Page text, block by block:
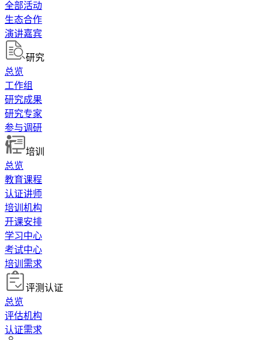
全部活动
生态合作
演讲嘉宾
研究
总览
工作组
研究成果
研究专家
参与调研
培训
总览
教育课程
认证讲师
培训机构
开课安排
学习中心
考试中心
培训需求
评测认证
总览
评估机构
认证需求